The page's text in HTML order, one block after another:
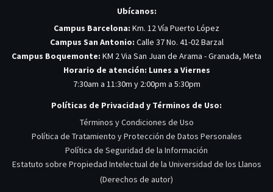
Ubícanos:
Campus Barcelona: Km. 12 Vía Puerto López
Campus San Antonio: Calle 37 No. 41-02 Barzal
Campus Boquemonte: KM 2 Via San Juan de Arama - Granada, Meta
Horario de atención: Lunes a Viernes
7:30am a 11:30m y 2:00pm a 5:30pm
Políticas de Privacidad y Términos de Uso:
Términos y Condiciones de Uso
Política de Tratamiento y Protección de Datos Personales
Política de Seguridad de la Información
Estatuto sobre Propiedad Intelectual de la Universidad de los Llanos
(Derechos de autor)